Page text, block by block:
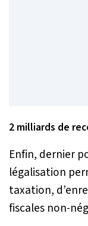
2 milliards de
Enfin, dernier
légalisation
taxation,
fiscales non-